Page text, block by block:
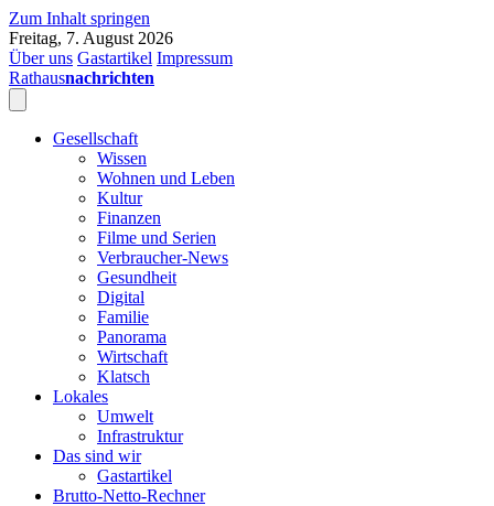
Zum Inhalt springen
Freitag, 7. August 2026
Über uns Gastartikel Impressum
Rathausnachrichten
Gesellschaft
Wissen
Wohnen und Leben
Kultur
Finanzen
Filme und Serien
Verbraucher-News
Gesundheit
Digital
Familie
Panorama
Wirtschaft
Klatsch
Lokales
Umwelt
Infrastruktur
Das sind wir
Gastartikel
Brutto-Netto-Rechner